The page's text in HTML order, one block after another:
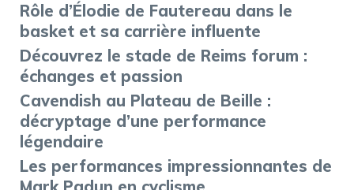
Rôle d’Élodie de Fautereau dans le
basket et sa carrière influente
Découvrez le stade de Reims forum :
échanges et passion
Cavendish au Plateau de Beille :
décryptage d’une performance
légendaire
Les performances impressionnantes de